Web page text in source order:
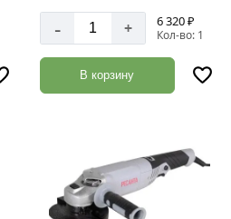
- + 6 320 ₽
Кол-во: 1
В корзину